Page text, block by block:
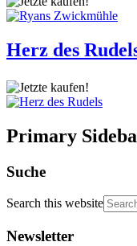
Herz des
Primary
Suche
Search this website
Newsletter